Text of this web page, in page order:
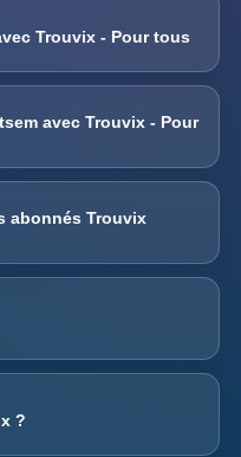
Trouvix - Pour tous
avec Trouvix - Pour
abonnés Trouvix
?